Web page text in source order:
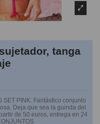
tanga
SET PINK. Fantástico conjunto
Deja que sea la guinda del
de 50 euros, entrega en 24